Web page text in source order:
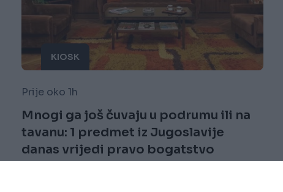
KIOSK
Prije oko 1h
Mnogi ga još čuvaju u podrumu ili na
tavanu: 1 predmet iz Jugoslavije
danas vrijedi pravo bogatstvo